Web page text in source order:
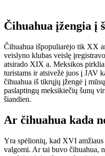
Čihuahua įžengia į
Čihuahua išpopuliarėjo tik XX
veislyno klubas veislę
atsirado XIX a. Meksikos
turistams ir atsivežė juos į JAV
čihuahua iš tikrųjų įžengė į
paslaptingų meksikiečių šunų
šiandien.
Ar čihuahua kada
Yra spėlionių, kad XVI
valgomi. Ar tai buvo čihuahua,